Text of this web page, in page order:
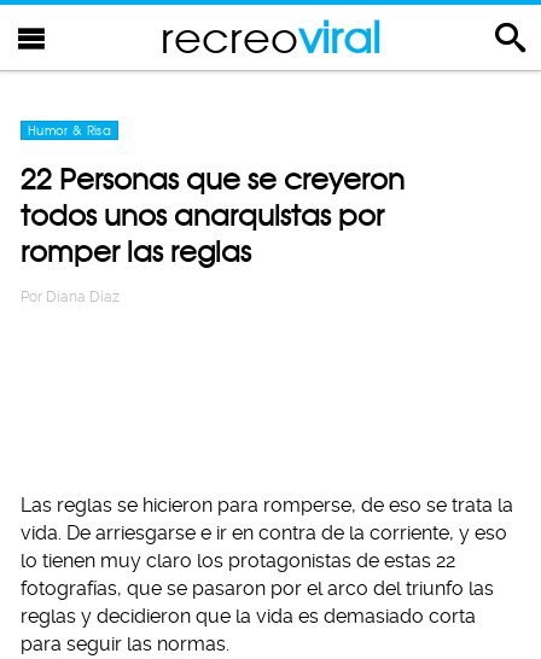
recreoviral
Humor & Risa
22 Personas que se creyeron
todos unos anarquistas por
romper las reglas
Por Diana Diaz
Las reglas se hicieron para romperse, de eso se trata la
vida. De arriesgarse e ir en contra de la corriente, y eso
lo tienen muy claro los protagonistas de estas 22
fotografías, que se pasaron por el arco del triunfo las
reglas y decidieron que la vida es demasiado corta
para seguir las normas.